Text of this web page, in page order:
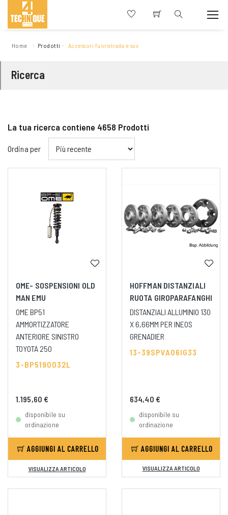
Home Prodotti Accessori fuoristrada e suv
Ricerca
La tua ricerca contiene 4658 Prodotti
Ordina per
OME- SOSPENSIONI OLD
MAN EMU
OME BP51
AMMORTIZZATORE
ANTERIORE SINISTRO
TOYOTA 250
3-BP5190032L
1.195,60 €
disponibile su
ordinazione
AGGIUNGI AL CARRELLO
VISUALIZZA ARTICOLO
HOFFMAN DISTANZIALI
RUOTA GIROPARAFANGHI
DISTANZIALI ALLUMINIO 130
X 6,66MM PER INEOS
GRENADIER
13-39SPVA06IG33
634,40 €
disponibile su
ordinazione
AGGIUNGI AL CARRELLO
VISUALIZZA ARTICOLO